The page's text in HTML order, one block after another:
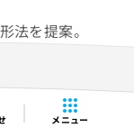
メニュー
法を提案。
TCBメッシ
解注射、鼻尖
り扱っていま
経過観察とと